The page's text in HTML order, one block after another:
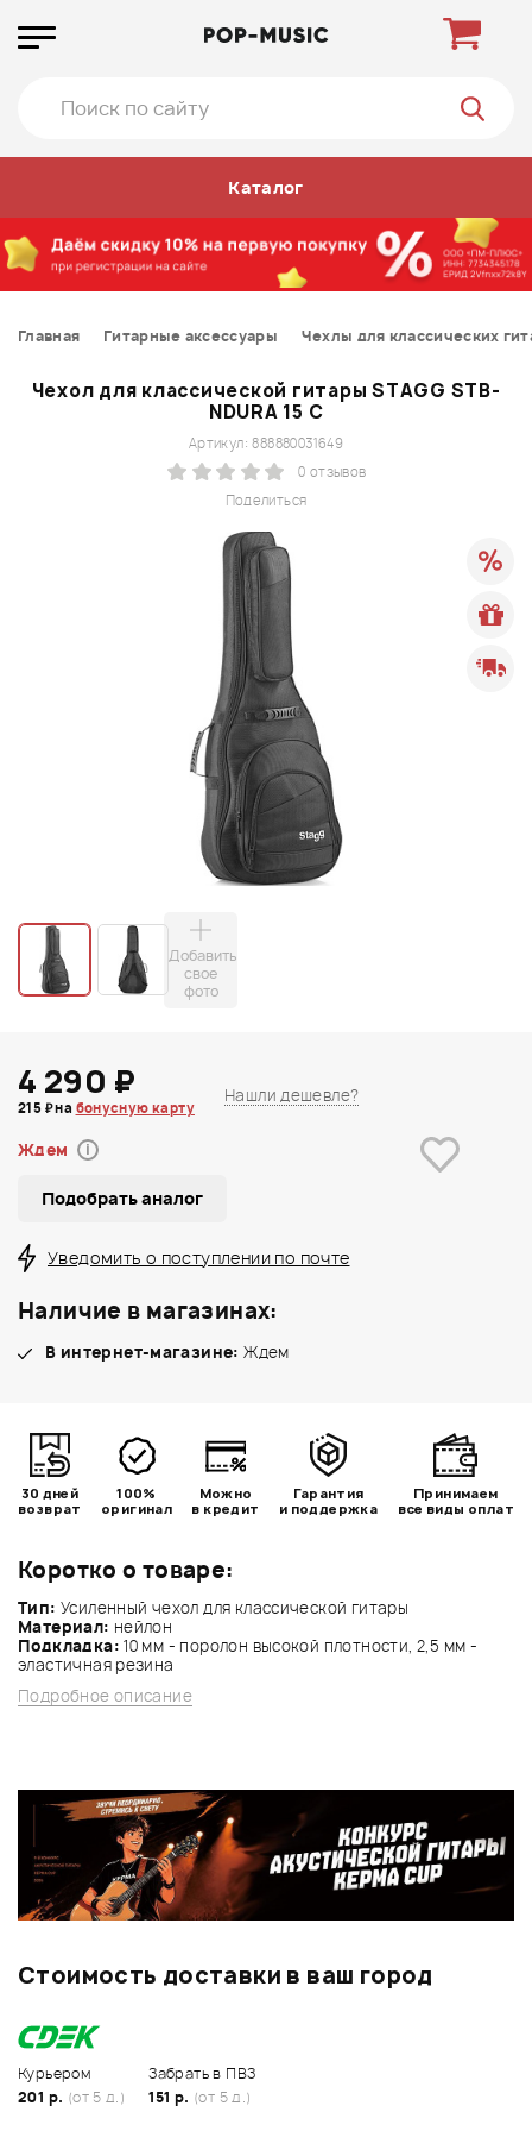
Каталог
Главная Гитарные аксессуары Чехлы для классических
Чехол для классической гитары STAGG STB-
NDURA 15 C
Поделиться
Артикул: 888880031649
0 отзывов
Добавить
свое
фото
Коротко о товаре:
Тип: Усиленный чехол для классической гитары
Материал: нейлон
Подкладка: 10 мм - поролон высокой плотности, 2,5 мм -
эластичная резина
Подробное описание
4 290 ₽
215 ₽ на бонусную карту
Нашли дешевле?
Ждем i
Подобрать аналог
Уведомить о поступлении по почте
Наличие в магазинах:
В интернет-магазине: Ждем
30 дней
возврат
100%
оригинал
Можно
в кредит
Гарантия
и поддержка
Принимаем
все виды оплат
Стоимость доставки в ваш город
Курьером
201 р. (от 5 д.)
Забрать в ПВЗ
151 р. (от 5 д.)